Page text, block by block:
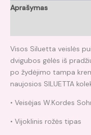
Aprašymas
Visos Siluetta veislės
dvigubos gėlės iš
po žydėjimo tampa
naujosios SILUETTA
• Veisėjas W.Kordes
• Vijoklinis rožės tipas